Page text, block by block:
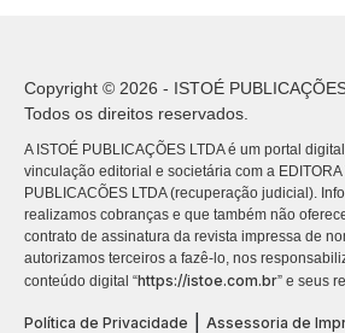
Copyright © 2026 - ISTOÉ
Todos os direitos reservados.
A ISTOÉ PUBLICAÇÕES LTDA é um portal
vinculação editorial e societária com a
PUBLICACÕES LTDA (recuperação judicial).
realizamos cobranças e que também não
contrato de assinatura da revista impressa de
autorizamos terceiros a fazê-lo, nos
conteúdo digital “https://istoe.com.br” e seus
Política de Privacidade
Assessoria de